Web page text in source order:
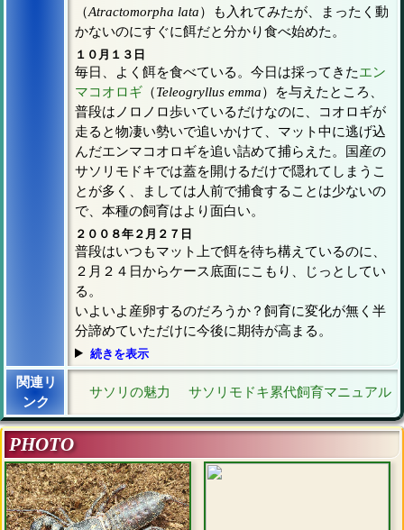
（Atractomorpha lata）も入れてみたが、まったく動
かないのにすぐに餌だと分かり食べ始めた。
１０月１３日
毎日、よく餌を食べている。今日は採ってきたエン
マコオロギ （Teleogryllus emma）を与えたところ、
普段はノロノロ歩いているだけなのに、コオロギが
走ると物凄い勢いで追いかけて、マット中に逃げ込
んだエンマコオロギを追い詰めて捕らえた。国産の
サソリモドキでは蓋を開けるだけで隠れてしまうこ
とが多く、ましては人前で捕食することは少ないの
で、本種の飼育はより面白い。
２００８年２月２７日
普段はいつもマット上で餌を待ち構えているのに、
２月２４日からケース底面にこもり、じっとしてい
る。
いよいよ産卵するのだろうか？飼育に変化が無く半
分諦めていただけに今後に期待が高まる。
続きを表示
関連リ
ンク
サソリの魅力 サソリモドキ累代飼育マニュアル
PHOTO